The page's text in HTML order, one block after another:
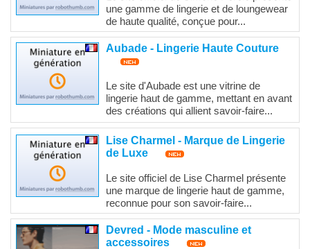
une gamme de lingerie et de loungewear
de haute qualité, conçue pour...
Aubade - Lingerie Haute Couture
Le site d'Aubade est une vitrine de
lingerie haut de gamme, mettant en avant
des créations qui allient savoir-faire...
Lise Charmel - Marque de Lingerie
de Luxe
Le site officiel de Lise Charmel présente
une marque de lingerie haut de gamme,
reconnue pour son savoir-faire...
Devred - Mode masculine et
accessoires